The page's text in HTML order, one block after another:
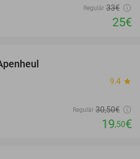
Regulär 33€
25€
9.4 star
Regulär 30,50€
19,50€